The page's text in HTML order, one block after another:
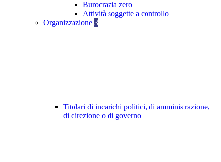
Burocrazia zero
Attività soggette a controllo
Organizzazione 3
Titolari di incarichi politici, di amministrazione,
di direzione o di governo